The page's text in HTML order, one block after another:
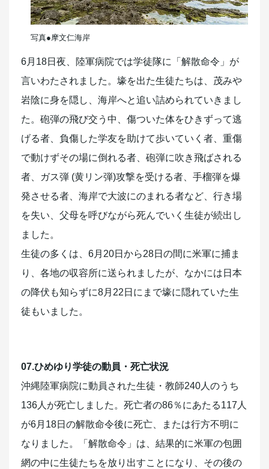
写真●摩文仁海岸
6月18日夜、陸軍病院では学徒隊に「解散命令」が
言いわたされました。壕を出た生徒たちは、茂みや
岩陰に身を隠し、海岸へと追い詰められていきまし
た。砲弾の飛び交う中、傷ついた体をひきずって逃
げる者、負傷した学友を助けて歩いていく者、重傷
で動けずその場に倒れる者、砲弾に吹き飛ばされる
者、ガス弾 (黄リン弾)攻撃を受ける者、手榴弾を爆
発させる者、海岸で大波にのまれる者など、行き場
を失い、父母を呼びながら死んでいく生徒が続出し
ました。
生徒の多くは、6月20日から28日の間に米軍に捕ま
り、各地の収容所に送られましたが、なかには日本
の降伏も知らずに8月22日にまで壕に隠れていた生
徒もいました。
07.ひめゆり学徒の動員・死亡状況
沖縄陸軍病院に動員された生徒・教師240人のうち
136人が死亡しました。死亡者の86％にあたる117人
が6月18日の解散命令後に死亡、または行方不明に
なりました。「解散命令」は、結果的に米軍の包囲
網の中に生徒たちを放り出すことになり、その後の